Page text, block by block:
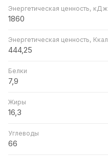
Энергетическая ценность, кДж
1860
Энергетическая ценность, Ккал
444,25
Белки
7,9
Жиры
16,3
Углеводы
66